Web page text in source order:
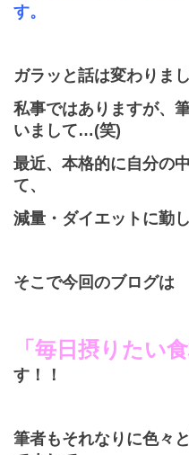
す。
ガラッと話は変わりま
私事ではありますが、
いまして…(笑)
最近、本格的に自分の
て、
減量・ダイエットに勤
そこで今回のブログは
「毎日摂りたい
す！！
筆者もそれなりに色々